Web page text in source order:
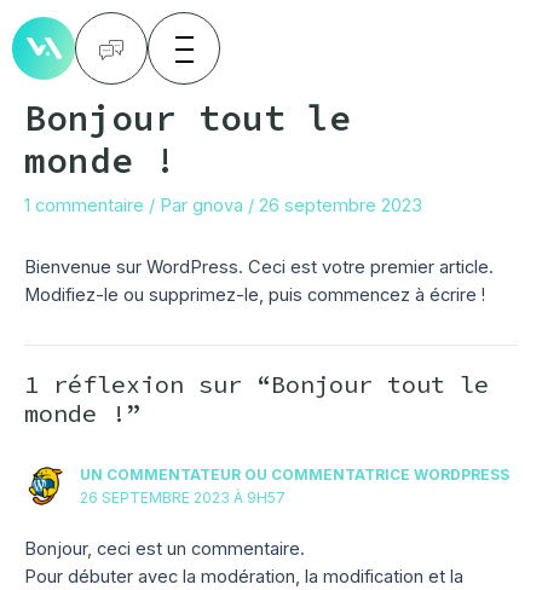
au
contenu
Bonjour tout le
monde !
1 commentaire / Par gnova / 26 septembre 2023
Bienvenue sur WordPress. Ceci est votre premier article.
Modifiez-le ou supprimez-le, puis commencez à écrire !
1 réflexion sur “Bonjour tout le
monde !”
UN COMMENTATEUR OU COMMENTATRICE WORDPRESS
26 SEPTEMBRE 2023 À 9H57
Bonjour, ceci est un commentaire.
Pour débuter avec la modération, la modification et la